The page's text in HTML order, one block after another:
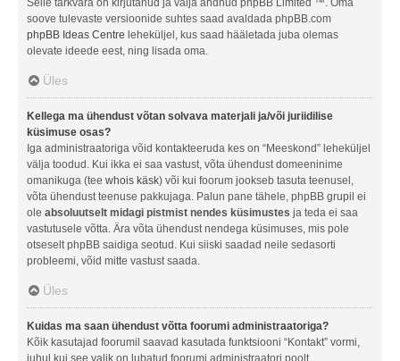
Selle tarkvara on kirjutanud ja välja andnud phpBB Limited ™. Oma
soove tulevaste versioonide suhtes saad avaldada phpBB.com
phpBB Ideas Centre leheküljel, kus saad hääletada juba olemas
olevate ideede eest, ning lisada oma.
Üles
Kellega ma ühendust võtan solvava materjali ja/või juriidilise
küsimuse osas?
Iga administraatoriga võid kontakteeruda kes on “Meeskond” leheküljel
välja toodud. Kui ikka ei saa vastust, võta ühendust domeeninime
omanikuga (tee whois käsk) või kui foorum jookseb tasuta teenusel,
võta ühendust teenuse pakkujaga. Palun pane tähele, phpBB grupil ei
ole absoluutselt midagi pistmist nendes küsimustes ja teda ei saa
vastutusele võtta. Ära võta ühendust nendega küsimuses, mis pole
otseselt phpBB saidiga seotud. Kui siiski saadad neile sedasorti
probleemi, võid mitte vastust saada.
Üles
Kuidas ma saan ühendust võtta foorumi administraatoriga?
Kõik kasutajad foorumil saavad kasutada funktsiooni “Kontakt” vormi,
juhul kui see valik on lubatud foorumi administraatori poolt.